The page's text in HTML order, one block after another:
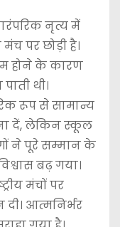
नृत्य में
पर छोड़ी है।
होने के कारण
थी।
रूप से सामान्य
दें, लेकिन स्कूल
ने पूरे सम्मान के
बढ़ गया।
मंचों पर
दी। आत्मनिर्भर